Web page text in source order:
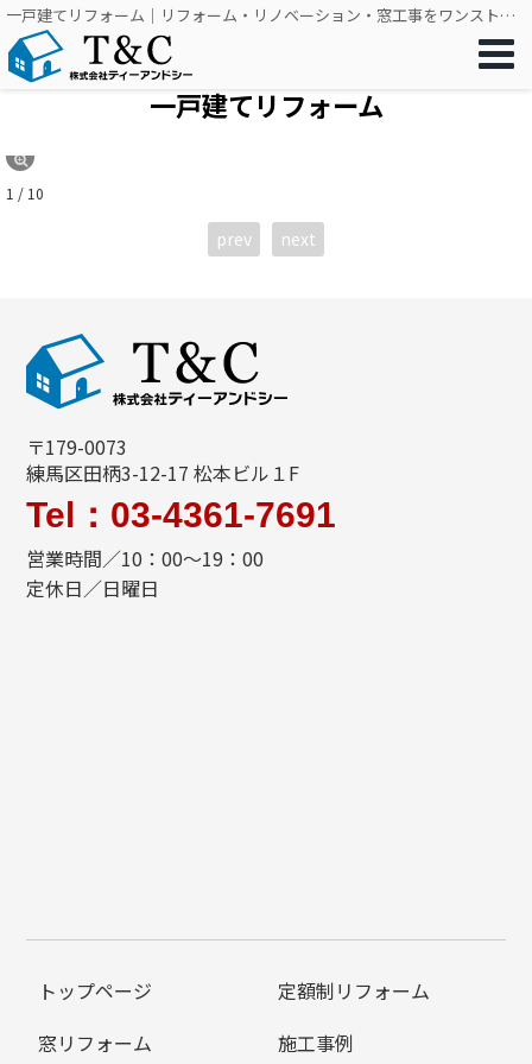
一戸建てリフォーム｜リフォーム・リノベーション・窓工事をワンストップで｜株式会社ティーアンドシー
一戸建てリフォーム
1 / 10
prev next
〒179-0073
練馬区田柄3-12-17 松本ビル１F
Tel：03-4361-7691
営業時間／10：00～19：00
定休日／日曜日
トップページ
定額制リフォーム
窓リフォーム
施工事例